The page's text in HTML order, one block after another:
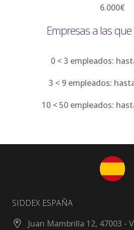
6.000€
Empresas a las
0 < 3 empleados:
3 < 9 empleados:
10 < 50 empleados:
SIDDEX ESPAÑA
Juan Mambrilla 12, 47003 -